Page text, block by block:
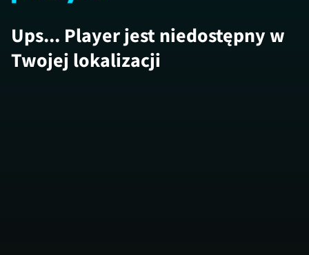
Ups... Player jest niedostępny w
Twojej lokalizacji